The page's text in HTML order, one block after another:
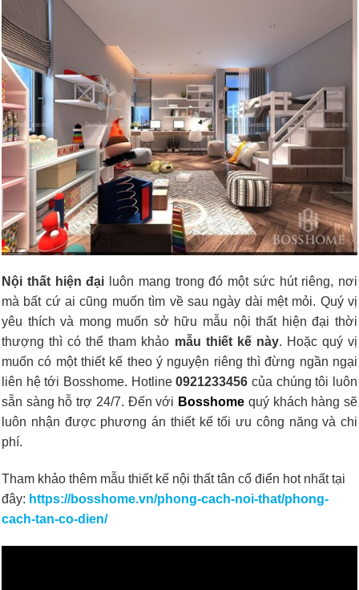
Nội thất hiện đại luôn mang trong đó một sức hút riêng, nơi
mà bất cứ ai cũng muốn tìm về sau ngày dài mệt mỏi. Quý vị
yêu thích và mong muốn sở hữu mẫu nội thất hiện đại thời
thượng thì có thể tham khảo mẫu thiết kế này. Hoặc quý vị
muốn có một thiết kế theo ý nguyện riêng thì đừng ngần ngại
liên hệ tới Bosshome. Hotline0921233456 của chúng tôi luôn
sẵn sàng hỗ trợ 24/7. Đến với Bosshome quý khách hàng sẽ
luôn nhận được phương án thiết kế tối ưu công năng và chi
phí.
Tham khảo thêm mẫu thiết kế nội thất tân cổ điển hot nhất tại
đây: https://bosshome.vn/phong-cach-noi-that/phong-
cach-tan-co-dien/